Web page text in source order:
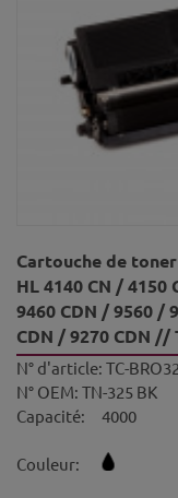
Cartouche de
HL 4140 CN / 4150
9460 CDN / 9560 /
CDN / 9270 CDN
N° d'article: TC-
N° OEM: TN-325 BK
Capacité:
4000
Couleur: